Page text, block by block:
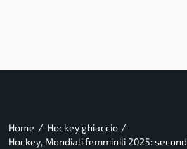
Home / Hockey ghiaccio /
Hockey, Mondiali femminili 2025: